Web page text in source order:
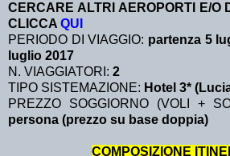
CERCARE ALTRI AEROPORTI E/O
CLICCA QUI
PERIODO DI VIAGGIO: partenza 5
luglio 2017
N. VIAGGIATORI: 2
TIPO SISTEMAZIONE: Hotel 3*
PREZZO SOGGIORNO (VOLI +
persona (prezzo su base doppia)
COMPOSIZIONE